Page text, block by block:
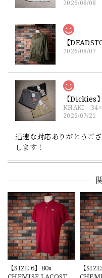
2026/08/08
2026/08/07
KHAKI
2026/07/21
迅速な対応ありがとうご
します！
SPO
2026/07/18
交換商品受け取りました
又、トートバッグありが
す。商品ですがニューエ
います。チェーンステッ
感じが気に入りました。
【SIZE:6】80s
【